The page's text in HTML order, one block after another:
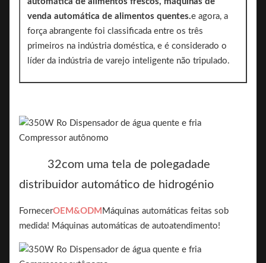
venda automática de alimentos quentes.e agora, a
força abrangente foi classificada entre os três
primeiros na indústria doméstica, e é considerado o
líder da indústria de varejo inteligente não tripulado.
32com uma tela de polegadade
distribuidor automático de hidrogénio
FornecerOEM&ODM Máquinas automáticas feitas sob
medida! Máquinas automáticas de autoatendimento!